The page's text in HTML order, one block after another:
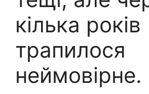
кілька років
трапилося
неймовірне.